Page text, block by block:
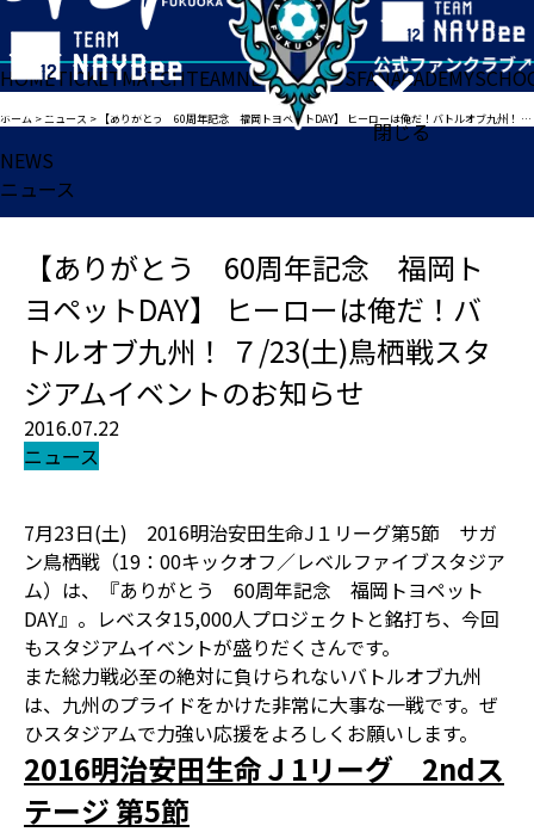
閉じる
HOMETICKETMATCHTEAMNEWSGOODSFANACADEMY
ホーム >ニュース > 【ありがとう 60周年記念 福岡トヨペットDAY】 ヒーローは俺だ！バトルオブ九州！ ７/23(土)鳥栖戦スタジアムイベントのお知らせ
NEWS
ニュース
【ありがとう 60周年記念 福岡ト
ヨペットDAY】 ヒーローは俺だ！バ
トルオブ九州！ ７/23(土)鳥栖戦スタ
ジアムイベントのお知らせ
2016.07.22
ニュース
7月23日(土) 2016明治安田生命J１リーグ第5節 サガ
ン鳥栖戦（19：00キックオフ／レベルファイブスタジア
ム）は、『ありがとう 60周年記念 福岡トヨペット
DAY』。レベスタ15,000人プロジェクトと銘打ち、今回
もスタジアムイベントが盛りだくさんです。
また総力戦必至の絶対に負けられないバトルオブ九州
は、九州のプライドをかけた非常に大事な一戦です。ぜ
ひスタジアムで力強い応援をよろしくお願いします。
2016明治安田生命Ｊ1リーグ 2ndス
テージ 第5節